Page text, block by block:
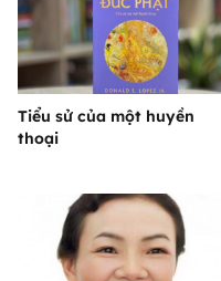
Tiểu sử của một huyền
thoại